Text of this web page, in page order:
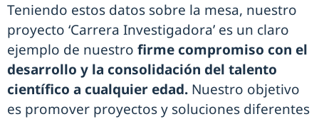
Teniendo estos datos sobre la mesa, nuestro
proyecto ‘Carrera Investigadora’ es un claro
ejemplo de nuestro firme compromiso con el
desarrollo y la consolidación del talento
científico a cualquier edad. Nuestro objetivo
es promover proyectos y soluciones diferentes